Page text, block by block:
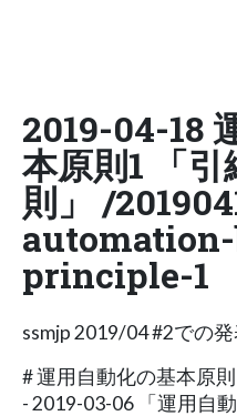
2019-04-18
本原則1 「
則」 /
principle-1
ssmjp 2019/04 #2での発
# 運用自動化の基本原
- 2019-03-06 「運用自